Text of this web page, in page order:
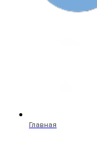
Главная